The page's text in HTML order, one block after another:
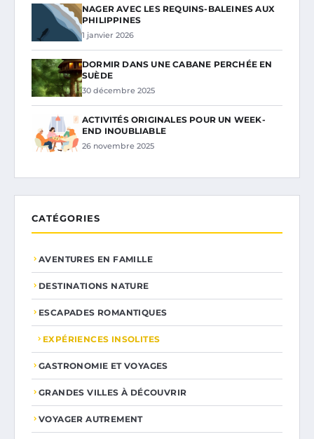
NAGER AVEC LES REQUINS-BALEINES AUX
PHILIPPINES
1 janvier 2026
DORMIR DANS UNE CABANE PERCHÉE EN
SUÈDE
30 décembre 2025
ACTIVITÉS ORIGINALES POUR UN WEEK-
END INOUBLIABLE
26 novembre 2025
CATÉGORIES
AVENTURES EN FAMILLE
DESTINATIONS NATURE
ESCAPADES ROMANTIQUES
EXPÉRIENCES INSOLITES
GASTRONOMIE ET VOYAGES
GRANDES VILLES À DÉCOUVRIR
VOYAGER AUTREMENT